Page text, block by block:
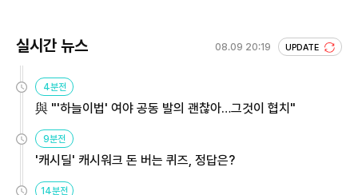
실시간 뉴스 08.09 20:19 UPDATE
4분전
與 "'하늘이법' 여야 공동 발의 괜찮아…그것이 협치"
9분전
'캐시딜' 캐시워크 돈 버는 퀴즈, 정답은?
14분전